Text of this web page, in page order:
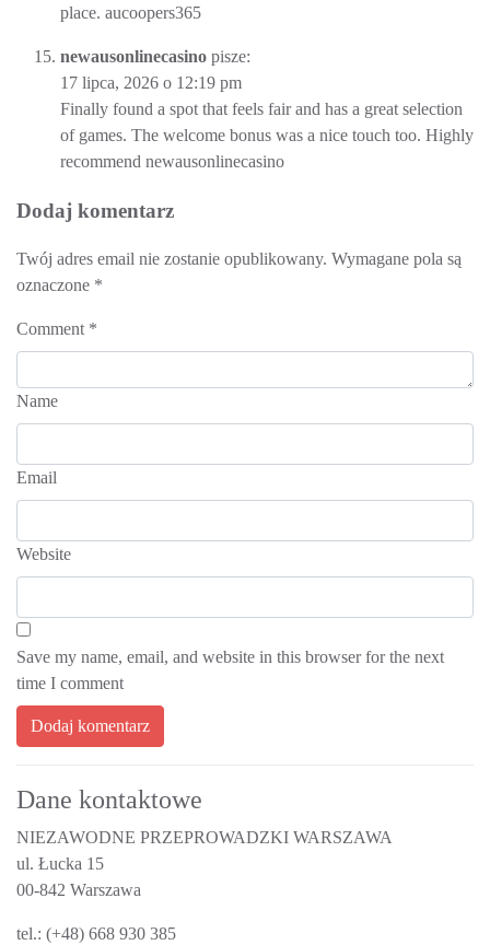
Dane kontaktowe
NIEZAWODNE PRZEPROWADZKI WARSZAWA
ul. Łucka 15
00-842 Warszawa
tel.: (+48) 668 930 385
place. aucoopers365
newausonlinecasino pisze:
17 lipca, 2026 o 12:19 pm
Finally found a spot that feels fair and has a great selection
of games. The welcome bonus was a nice touch too. Highly
recommend newausonlinecasino
Dodaj komentarz
Twój adres email nie zostanie opublikowany. Wymagane pola są
oznaczone *
Comment *
Name
Email
Website
Save my name, email, and website in this browser for the next
time I comment